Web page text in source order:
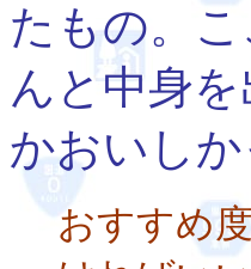
たもの。
んと中身
かおいし
おすすめ